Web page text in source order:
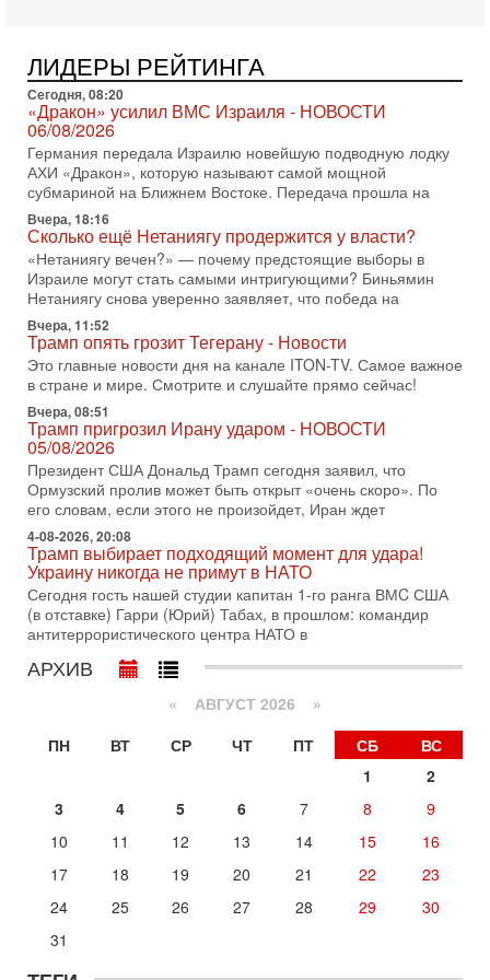
31-07-2026, 09:02
Битва за разоружение ХАМАСа - НОВОСТИ
31/07/2026
Сегодня президент США Дональд Трамп заявил о
достижении исторического соглашения о полном
разоружении ХАМАСа и других вооруженных группировок в
30-07-2026, 17:59
Иран доведет Трампа до крайних мер? Разбор и
оценка от военного обозревателя Давида Шарпа
Ситуация вокруг противостояния Ирана и США накаляется
с каждым днем. Почему Трамп в самый последний момент
отменил решение о нанесении тяжелых ударов
30-07-2026, 16:54
Покупатель авиакомпании «Аркия» намерен
запретить полеты по субботам!
Вокруг возможной продажи авиакомпании «Аркия»
разгорается громкий конфликт.
30-07-2026, 08:16
Трамп готовит удар по Ирану - НОВОСТИ 30/07/2026
Президент США Дональд Трамп сегодня рассматривает
возможность масштабной военной операции против Ирана
после ракетной атаки на американскую базу в
29-07-2026, 18:28
Трамп взбешен атакой на базы! Иран играет с огнем.
Израиль меняет курс
В эфире телеканала ITON-TV политолог Цви Маген,
дипломат, в прошлом - старший офицер военной разведки
29-07-2026, 15:31
Иран готовит наземное вторжение. Израиль
В эфире телеканала ITON-TV Григорий Тамар, офицер
ЦАХАЛа в отставке, писатель, журналист, военный историк.
29-07-2026, 11:48
Соцработники выходит на "тропу войны" с местными
властями
Около 7 400 социальных работников по всему Израилю
начале трудового спора между Профсоюзом
Сегодня, 08:20
ЛИДЕРЫ РЕЙТИНГА
Сегодня, 08:20
«Дракон» усилил ВМС Израиля - НОВОСТИ
06/08/2026
Германия передала Израилю новейшую подводную лодку
АХИ «Дракон», которую называют самой мощной
субмариной на Ближнем Востоке. Передача прошла на
Вчера, 18:16
Сколько ещё Нетаниягу продержится у власти?
«Нетаниягу вечен?» — почему предстоящие выборы в
Израиле могут стать самыми интригующими? Биньямин
Нетаниягу снова уверенно заявляет, что победа на
Вчера, 11:52
Трамп опять грозит Тегерану - Новости
Это главные новости дня на канале ITON-TV. Самое важное
в стране и мире. Смотрите и слушайте прямо сейчас!
Вчера, 08:51
Трамп пригрозил Ирану ударом - НОВОСТИ
05/08/2026
Президент США Дональд Трамп сегодня заявил, что
Ормузский пролив может быть открыт «очень скоро». По
его словам, если этого не произойдет, Иран ждет
4-08-2026, 20:08
Трамп выбирает подходящий момент для удара!
Украину никогда не примут в НАТО
Сегодня гость нашей студии капитан 1-го ранга ВМC США
(в отставке) Гарри (Юрий) Табах, в прошлом: командир
антитеррористического центра НАТО в
АРХИВ
« АВГУСТ 2026 »
ПН
ВТ СР ЧТ ПТ СБ
ВС
1
2
3
4 5 6 7 8
9
10
11 12 13 14 15
16
17
18 19 20 21 22
23
24
25 26 27 28 29
30
31